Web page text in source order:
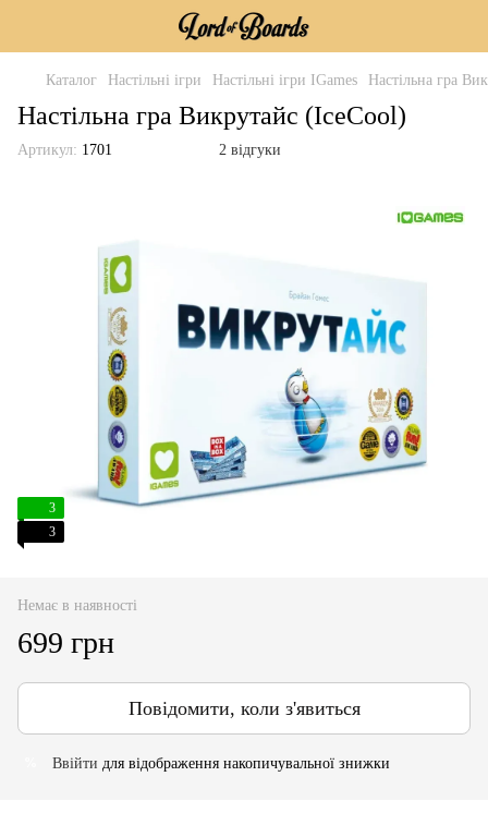
Каталог Настільні ігри Настільні ігри IGames Настільна гра
Настільна гра Викрутайс (IceCool)
Артикул: 1701 2 відгуки
3
3
Немає в наявності
699 грн
Повідомити, коли з'явиться
Ввійти для відображення накопичувальної знижки